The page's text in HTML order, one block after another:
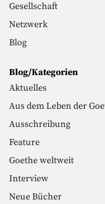
Gesellschaft
Netzwerk
Blog
Blog/Kategorien
Aktuelles
Aus dem Leben der
Ausschreibung
Feature
Goethe weltweit
Interview
Neue Bücher